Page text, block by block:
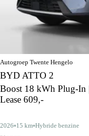
Autogroep Twente Hengelo
BYD ATTO 2
Boost 18 kWh Plug-
Lease 609,-
2026 15 km Hybride benzine